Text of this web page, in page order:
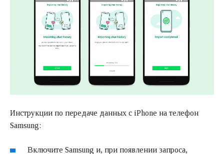
Инструкции по передаче данных с iPhone на телефон
Samsung:
Включите Samsung и, при появлении запроса,